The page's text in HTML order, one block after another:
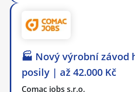
🏭 Nový výrobní závod
posily | až 42.000 Kč
Comac jobs s.r.o.